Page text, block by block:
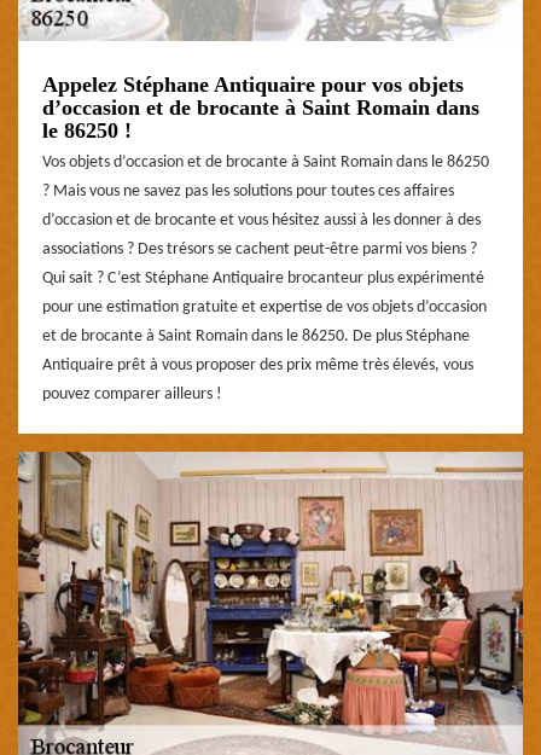
Appelez Stéphane Antiquaire pour vos objets
d’occasion et de brocante à Saint Romain dans
le 86250 !
Vos objets d’occasion et de brocante à Saint Romain dans le 86250
? Mais vous ne savez pas les solutions pour toutes ces affaires
d’occasion et de brocante et vous hésitez aussi à les donner à des
associations ? Des trésors se cachent peut-être parmi vos biens ?
Qui sait ? C’est Stéphane Antiquaire brocanteur plus expérimenté
pour une estimation gratuite et expertise de vos objets d’occasion
et de brocante à Saint Romain dans le 86250. De plus Stéphane
Antiquaire prêt à vous proposer des prix même très élevés, vous
pouvez comparer ailleurs !